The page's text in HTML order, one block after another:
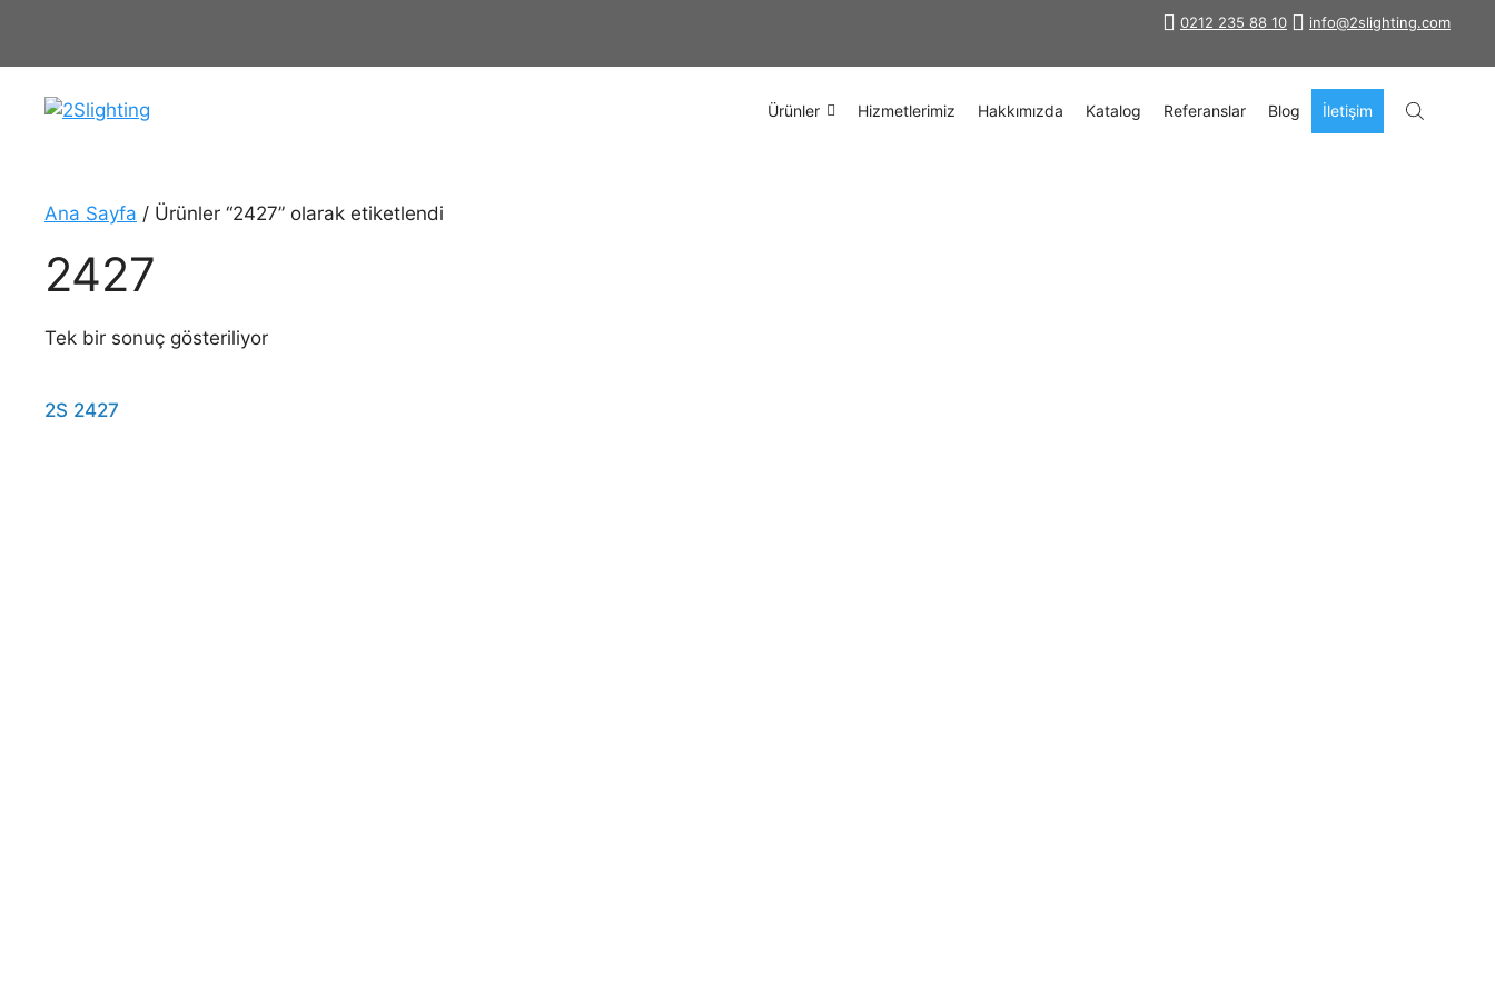
info@2slighting.com
0212 235 88 10
Ürünler Hizmetlerimiz Hakkımızda Katalog Referanslar Blog İletişim
Ana Sayfa / Ürünler “2427” olarak etiketlendi
2427
Tek bir sonuç gösteriliyor
2S 2427